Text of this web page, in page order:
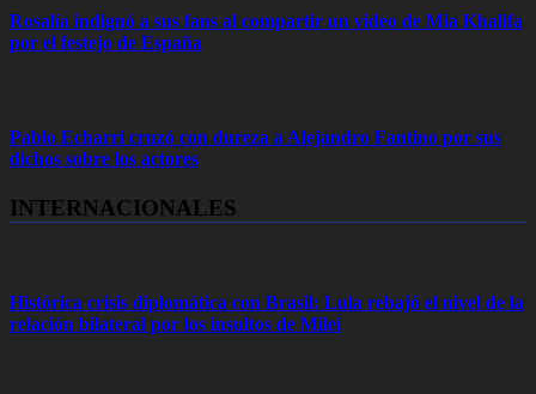
Rosalía indignó a sus fans al compartir un video de Mia Khalifa
por el festejo de España
Pablo Echarri cruzó con dureza a Alejandro Fantino por sus
dichos sobre los actores
INTERNACIONALES
Histórica crisis diplomática con Brasil: Lula rebajó el nivel de la
relación bilateral por los insultos de Milei